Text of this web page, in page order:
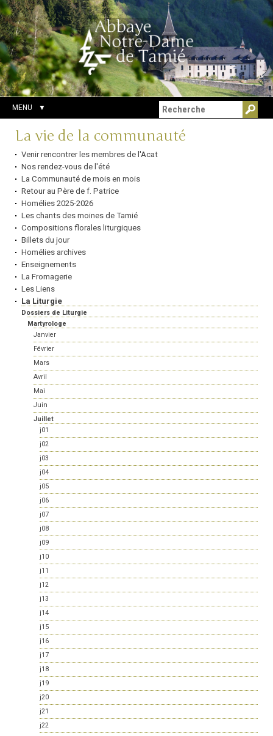
Aller
au
contenu.
|
Aller
à
la
navigation
Outils
personnels
Chercher par
Recherche
avancée…
MENU
Navigation
La vie de la communauté
Venir rencontrer les membres de l'Acat
Nos rendez-vous de l'été
La Communauté de mois en mois
Retour au Père de f. Patrice
Homélies 2025-2026
Les chants des moines de Tamié
Compositions florales liturgiques
Billets du jour
Homélies archives
Enseignements
La Fromagerie
Les Liens
La Liturgie
Dossiers de Liturgie
Martyrologe
Janvier
Février
Mars
Avril
Mai
Juin
Juillet
j01
j02
j03
j04
j05
j06
j07
j08
j09
j10
j11
j12
j13
j14
j15
j16
j17
j18
j19
j20
j21
j22